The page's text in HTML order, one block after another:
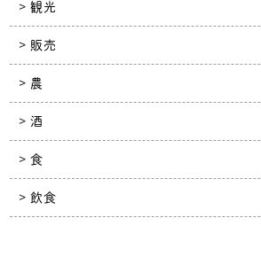
観光
販売
農
酒
食
飲食